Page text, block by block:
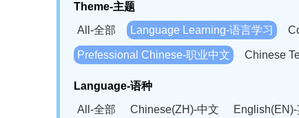
Theme-主题
All-全部
Language Learning-语言学习
Prefessional Chinese-职业中文 Chinese
Language-语种
All-全部
Chinese(ZH)-中文